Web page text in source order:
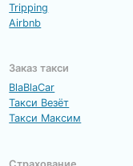
Tripping
Airbnb
Заказ такси
BlaBlaCar
Такси Везёт
Такси Максим